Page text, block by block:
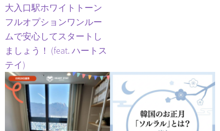
大入口駅ホワイトトーン
フルオプションワンルー
ムで安心してスタートし
ましょう！ (feat. ハートス
テイ)